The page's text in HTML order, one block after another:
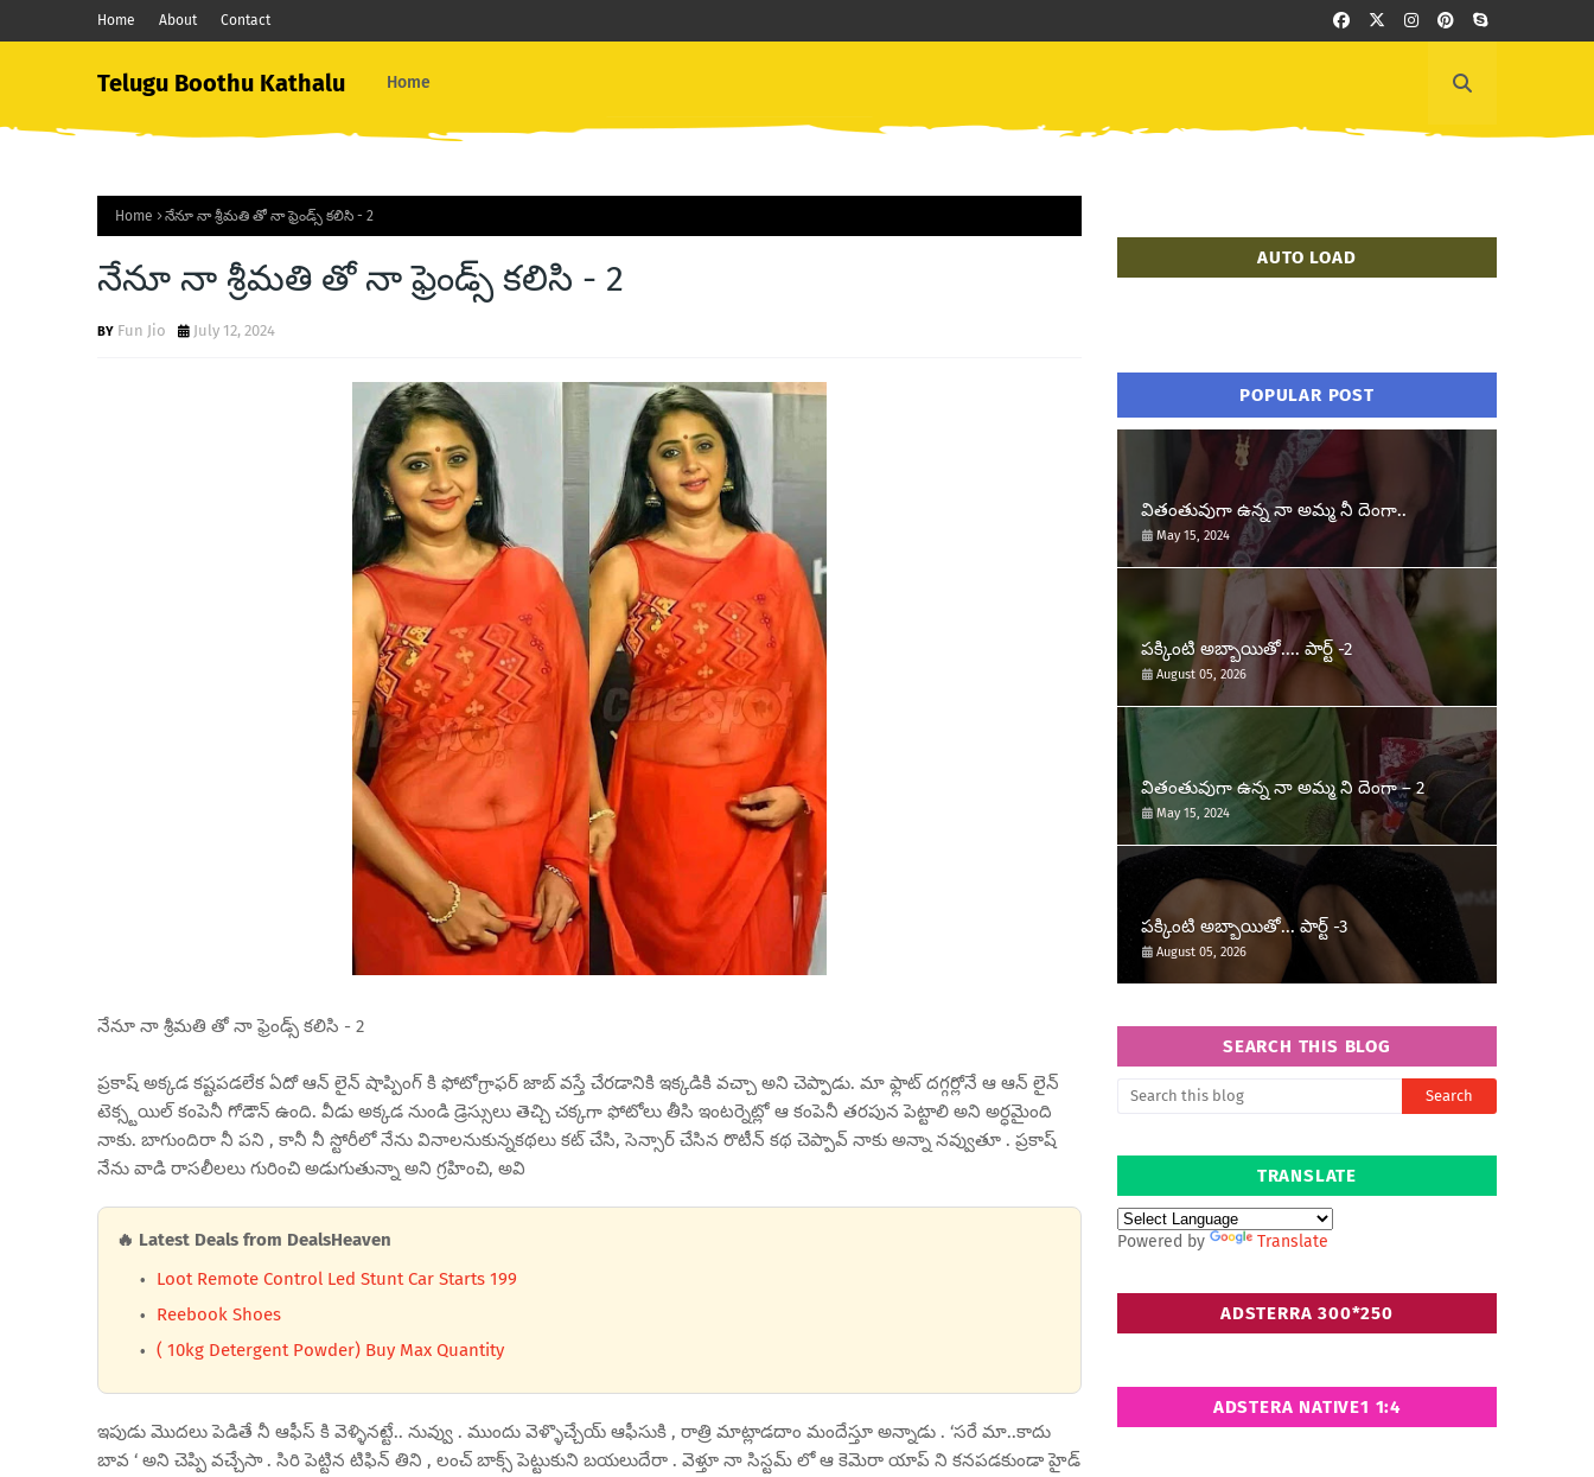
Home About Contact
Telugu Boothu Kathalu Home
Home నేనూ నా శ్రీమతి తో నా ఫ్రెండ్స్ కలిసి - 2
నేనూ నా శ్రీమతి తో నా ఫ్రెండ్స్ కలిసి - 2
Fun Jio July 12, 2024
నేనూ నా శ్రీమతి తో నా ఫ్రెండ్స్ కలిసి - 2
ప్రకాష్ అక్కడ కష్టపడలేక ఏదో ఆన్ లైన్ షాప్పింగ్ కి ఫోటోగ్రాఫర్ జాబ్ వస్తే చేరడానికి ఇక్కడికి వచ్చా అని చెప్పాడు. మా ఫ్లాట్ దగ్గర్లోనే ఆ ఆన్ లైన్
టెక్స్టయిల్ కంపెనీ గోడౌన్ ఉంది. వీడు అక్కడ నుండి డ్రెస్సులు తెచ్చి చక్కగా ఫోటోలు తీసి ఇంటర్నెట్లో ఆ కంపెనీ తరపున పెట్టాలి అని అర్ధమైంది
నాకు. బాగుందిరా నీ పని , కానీ నీ స్టోరీలో నేను వినాలనుకున్నకథలు కట్ చేసి, సెన్సార్ చేసిన రొటీన్ కథ చెప్పావ్ నాకు అన్నా నవ్వుతూ . ప్రకాష్
నేను వాడి రాసలీలలు గురించి అడుగుతున్నా అని గ్రహించి, అవి
🔥 Latest Deals from DealsHeaven
Loot Remote Control Led Stunt Car Starts 199
Reebook Shoes
( 10kg Detergent Powder) Buy Max Quantity
ఇపుడు మొదలు పెడితే నీ ఆఫీస్ కి వెళ్ళినట్టే.. నువ్వు . ముందు వెళ్ళొచ్చేయ్ ఆఫీసుకి , రాత్రి మాట్లాడదాం మందేస్తూ అన్నాడు . ‘సరే మా..కాదు
బావ ‘ అని చెప్పి వచ్చేసా . సిరి పెట్టిన టిఫిన్ తిని , లంచ్ బాక్స్ పెట్టుకుని బయలుదేరా . వెళ్తూ నా సిస్టమ్ లో ఆ కెమెరా యాప్ ని కనపడకుండా హైడ్
AUTO LOAD
POPULAR POST
వితంతువుగా ఉన్న నా అమ్మ నీ దెంగా..
May 15, 2024
పక్కింటి అబ్బాయితో.... పార్ట్ -2
August 05, 2026
వితంతువుగా ఉన్న నా అమ్మ ని దెంగా – 2
May 15, 2024
పక్కింటి అబ్బాయితో... పార్ట్ -3
August 05, 2026
SEARCH THIS BLOG
TRANSLATE
Powered by Translate
ADSTERRA 300*250
ADSTERA NATIVE1 1:4